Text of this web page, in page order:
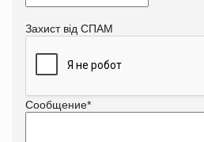
Захист від СПАМ
Сообщение*